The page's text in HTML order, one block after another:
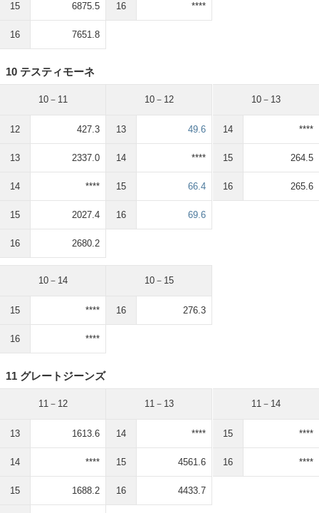
15 6875.5
16 7651.8
16 ****
10 テスティモーネ
10－11
12 427.3
13 2337.0
14 ****
15 2027.4
16 2680.2
10－12
13 49.6
14 ****
15 66.4
16 69.6
10－13
14 ****
15 264.5
16 265.6
10－14
15 ****
16 ****
10－15
16 276.3
11 グレートジーンズ
11－12
13 1613.6
14 ****
15 1688.2
11－13
14 ****
15 4561.6
16 4433.7
11－14
15 ****
16 ****